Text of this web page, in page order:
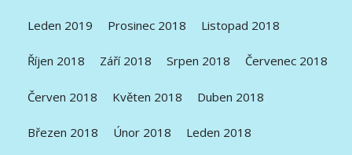
Leden 2019 Prosinec 2018 Listopad 2018
Říjen 2018 Září 2018 Srpen 2018 Červenec 2018
Červen 2018 Květen 2018 Duben 2018
Březen 2018 Únor 2018 Leden 2018